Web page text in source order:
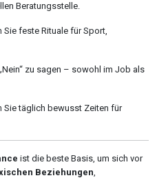
Beratungsstelle.
Sie feste Rituale für Sport,
zu sagen – sowohl im Job als
Sie täglich bewusst Zeiten für
ist die beste Basis, um sich vor
Beziehungen,